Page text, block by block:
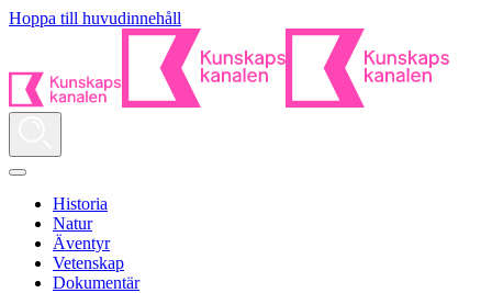
Hoppa till huvudinnehåll
Historia
Natur
Äventyr
Vetenskap
Dokumentär